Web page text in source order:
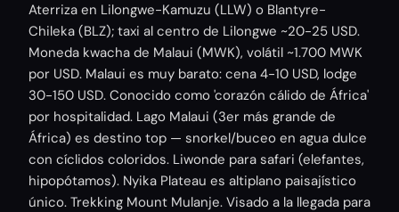
Aterriza en Lilongwe-Kamuzu (LLW) o Blantyre-
Chileka (BLZ); taxi al centro de Lilongwe ~20-25 USD.
Moneda kwacha de Malaui (MWK), volátil ~1.700 MWK
por USD. Malaui es muy barato: cena 4-10 USD, lodge
30-150 USD. Conocido como 'corazón cálido de África'
por hospitalidad. Lago Malaui (3er más grande de
África) es destino top — snorkel/buceo en agua dulce
con cíclidos coloridos. Liwonde para safari (elefantes,
hipopótamos). Nyika Plateau es altiplano paisajístico
único. Trekking Mount Mulanje. Visado a la llegada para